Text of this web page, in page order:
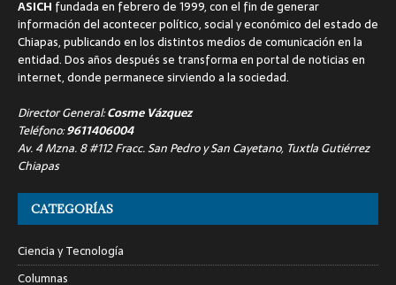
ASICH fundada en febrero de 1999, con el fin de generar
información del acontecer político, social y económico del estado de
Chiapas, publicando en los distintos medios de comunicación en la
entidad. Dos años después se transforma en portal de noticias en
internet, donde permanece sirviendo a la sociedad.
Director General:Cosme Vázquez
Teléfono:9611406004
Av. 4 Mzna. 8 #112 Fracc. San Pedro y San Cayetano, Tuxtla Gutiérrez
Chiapas
CATEGORÍAS
Ciencia y Tecnología
Columnas